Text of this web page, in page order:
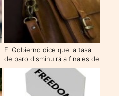
El Gobierno dice que la tasa
de paro disminuirá a finales de
abril